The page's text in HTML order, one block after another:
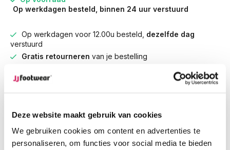
Deze website maakt gebruik van cookies
We gebruiken cookies om content en advertenties te
personaliseren, om functies voor social media te bieden
Op werkdagen besteld, binnen 24 uur verstuurd
Op werkdagen voor 12.00u besteld, dezelfde dag
verstuurd
Gratis retourneren van je bestelling
1500+ modellen op voorraad
Beschrijving
Piraens - Cognac